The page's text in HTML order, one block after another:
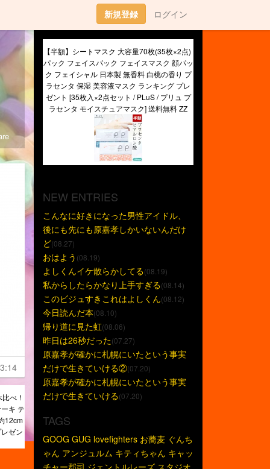
新規登録 ログイン
べ！
キ テ
12cm
ゼン
【半額】シートマスク 大容量70枚(35枚×2点)
パック フェイスパック フェイスマスク 顔パッ
ク フェイシャル 日本製 無香料 白桃の香り プ
ラセンタ 保湿 美容液マスク ランキング プレ
ゼント [35枚入×2点セット / PLuS / プリュ プ
ラセンタ モイスチュアマスク] 送料無料 ZZ
NEW ENTRIES
こんなに好きになった男性アイドル、
後にも先にも原嘉孝しかいないんだけ
ど(08.27)
おはよう (08.19)
よしくんイケ散らかしてる(08.19)
私からしたらかなり上手すぎる(08.14)
このビジュすきこれはよしくん(08.12)
今日読んだ本(08.10)
帰り道に見た虹(08.06)
昨日は26秒だった(07.27)
原嘉孝が確かに札幌にいたという事実
だけで生きていける②(07.20)
原嘉孝が確かに札幌にいたという事実
だけで生きていける(07.20)
TAGS
GOOG GUG lovefighters お蕎麦 ぐんち
ゃん アンジュルム キティちゃん キャッ
チャー郡司 ジェントルレーズ スタジオ